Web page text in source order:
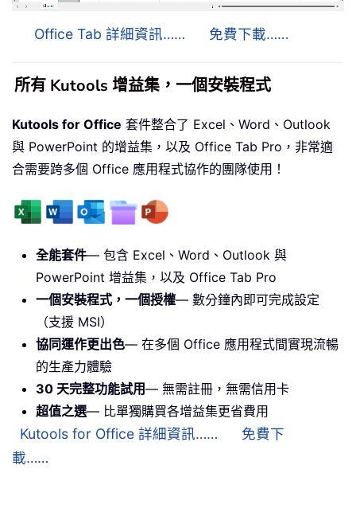
Office Tab 詳細資訊…… 免費下載……
所有 Kutools 增益集，一個安裝程式
Kutools for Office 套件整合了 Excel、Word、Outlook
與 PowerPoint 的增益集，以及 Office Tab Pro，非常適
合需要跨多個 Office 應用程式協作的團隊使用！
全能套件— 包含 Excel、Word、Outlook 與
PowerPoint 增益集，以及 Office Tab Pro
一個安裝程式，一個授權— 數分鐘內即可完成設定
（支援 MSI）
協同運作更出色— 在多個 Office 應用程式間實現流暢
的生產力體驗
30 天完整功能試用— 無需註冊，無需信用卡
超值之選— 比單獨購買各增益集更省費用
Kutools for Office 詳細資訊……
免費下
載……